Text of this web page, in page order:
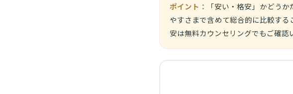
ポイント：
「安い・格安」かどう
やすさまで含めて総合的に比較す
安は無料カウンセリングでもご確認